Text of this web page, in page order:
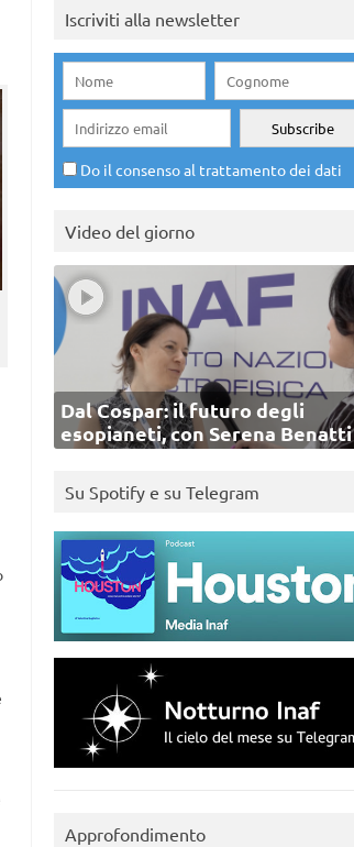
Iscriviti alla newsletter
Do il consenso al trattamento dei dati
Video del giorno
Dal Cospar: il futuro degli
esopianeti, con Serena Benatti
Su Spotify e su Telegram
Approfondimento